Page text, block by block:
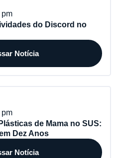
pm
do Discord no
Notícia
pm
de Mama no SUS:
Dez Anos
Notícia